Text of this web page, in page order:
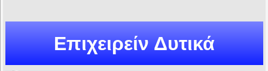
Επιχειρείν Δυτικά